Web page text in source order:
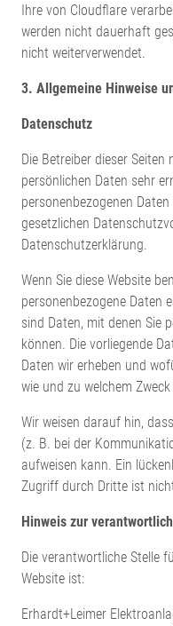
Ihre von Cloudflare
werden nicht dauerhaft
nicht weiterverwendet.
3. Allgemeine Hinweise
Datenschutz
Die Betreiber dieser
persönlichen Daten sehr
personenbezogenen
gesetzlichen
Datenschutzerklärung.
Wenn Sie diese Website
personenbezogene Daten
sind Daten, mit denen Sie
können. Die vorliegende
Daten wir erheben und
wie und zu welchem
Wir weisen darauf hin,
(z. B. bei der
aufweisen kann. Ein
Zugriff durch Dritte ist
Hinweis zur
Die verantwortliche Stelle
Website ist:
Erhardt+Leimer